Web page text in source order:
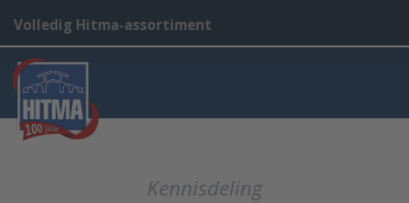
Volledig Hitma-assortiment
Kennisdeling